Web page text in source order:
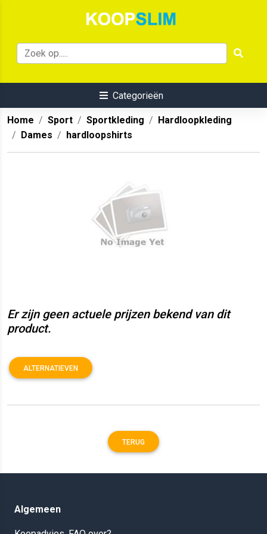
Categorieën
Home Sport Sportkleding
Hardloopkleding
Dames
hardloopshirts
Er zijn geen actuele prijzen bekend van dit
product.
ALTERNATIEVEN
TERUG
Algemeen